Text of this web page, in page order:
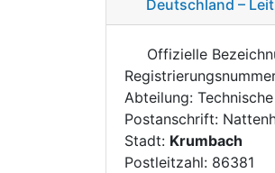
Deutschland –
Offizielle
Abteilung:
Postanschrift:
Stadt: Krumbach
Postleitzahl: 86381